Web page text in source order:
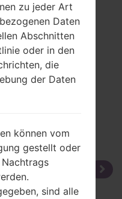
zu jeder Art
Daten
Abschnitten
oder in den
die
der Daten
können vom
gestellt oder
sind alle